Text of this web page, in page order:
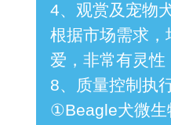
4、观赏及宠物
根据市场需求
爱，非常有灵
8、质量控制执
①Beagle犬微生